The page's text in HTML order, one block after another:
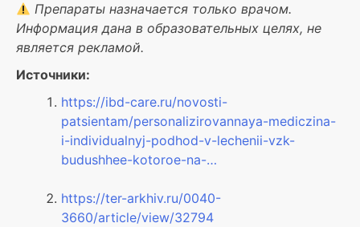
Препараты назначается только врачом.
Информация дана в образовательных целях, не
является рекламой.
Источники:
https://ibd-care.ru/novosti-
patsientam/personalizirovannaya-mediczina-
i-individualnyj-podhod-v-lechenii-vzk-
budushhee-kotoroe-na-…
https://ter-arkhiv.ru/0040-
3660/article/view/32794